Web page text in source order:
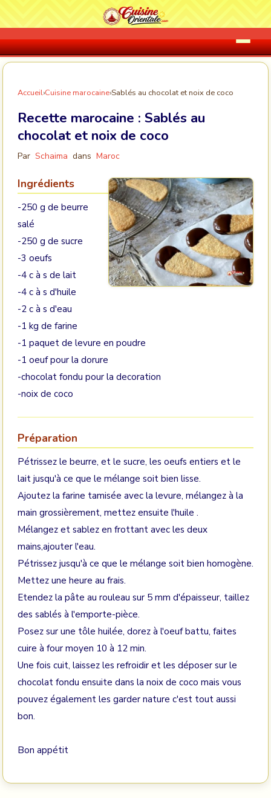
Accueil›Cuisine marocaine›Sablés au chocolat et noix de coco
Recette marocaine : Sablés au
chocolat et noix de coco
Par Schaima dans Maroc
Ingrédients
-250 g de beurre
salé
-250 g de sucre
-3 oeufs
-4 c à s de lait
-4 c à s d'huile
-2 c à s d'eau
-1 kg de farine
-1 paquet de levure en poudre
-1 oeuf pour la dorure
-chocolat fondu pour la decoration
-noix de coco
Préparation
Pétrissez le beurre, et le sucre, les oeufs entiers et le
lait jusqu'à ce que le mélange soit bien lisse.
Ajoutez la farine tamisée avec la levure, mélangez à la
main grossièrement, mettez ensuite l'huile .
Mélangez et sablez en frottant avec les deux
mains,ajouter l'eau.
Pétrissez jusqu'à ce que le mélange soit bien homogène.
Mettez une heure au frais.
Etendez la pâte au rouleau sur 5 mm d'épaisseur, taillez
des sablés à l'emporte-pièce.
Posez sur une tôle huilée, dorez à l'oeuf battu, faites
cuire à four moyen 10 à 12 min.
Une fois cuit, laissez les refroidir et les déposer sur le
chocolat fondu ensuite dans la noix de coco mais vous
pouvez également les garder nature c'est tout aussi
bon.
Bon appétit